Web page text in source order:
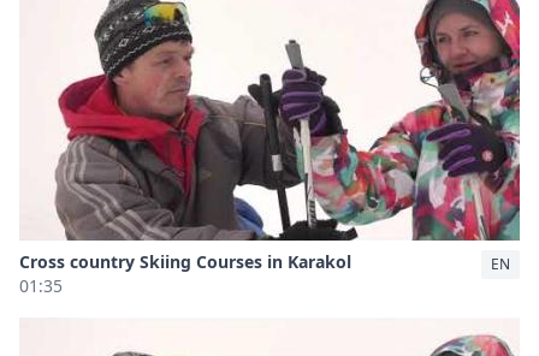
Cross country Skiing Courses in Karakol
01:35
EN